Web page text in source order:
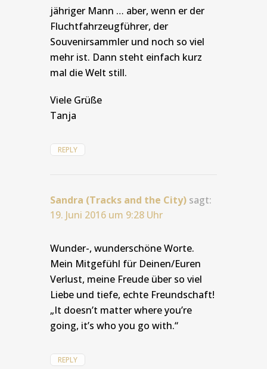
jähriger Mann … aber, wenn er der
Fluchtfahrzeugführer, der
Souvenirsammler und noch so viel
mehr ist. Dann steht einfach kurz
mal die Welt still.
Viele Grüße
Tanja
REPLY
Sandra (Tracks and the City) sagt:
19. Juni 2016 um 9:28 Uhr
Wunder-, wunderschöne Worte.
Mein Mitgefühl für Deinen/Euren
Verlust, meine Freude über so viel
Liebe und tiefe, echte Freundschaft!
„It doesn’t matter where you’re
going, it’s who you go with.“
REPLY